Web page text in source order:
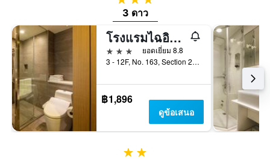
3 ดาว
โรงแรมไฉอิน - ตงเหมิน
3 ดาว
ยอดเยี่ยม 8.8
3 - 12F, No. 163, Section 2, Xinyi Road, ไทเป, ไต้หวัน
฿1,896
ดูข้อเสนอ
2 ดาว